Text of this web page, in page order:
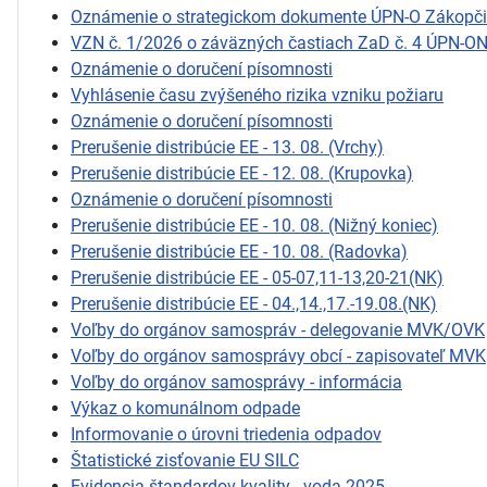
Oznámenie o strategickom dokumente ÚPN-O
VZN č. 1/2026 o záväzných častiach ZaD č. 4 ÚPN-ON
Oznámenie o doručení písomnosti
Vyhlásenie času zvýšeného rizika vzniku požiaru
Oznámenie o doručení písomnosti
Prerušenie distribúcie EE - 13. 08. (Vrchy)
Prerušenie distribúcie EE - 12. 08. (Krupovka)
Oznámenie o doručení písomnosti
Prerušenie distribúcie EE - 10. 08. (Nižný koniec)
Prerušenie distribúcie EE - 10. 08. (Radovka)
Prerušenie distribúcie EE - 05-07,11-13,20-21(NK)
Prerušenie distribúcie EE - 04.,14.,17.-19.08.(NK)
Voľby do orgánov samospráv - delegovanie MVK/OVK
Voľby do orgánov samosprávy obcí - zapisovateľ MVK
Voľby do orgánov samosprávy - informácia
Výkaz o komunálnom odpade
Informovanie o úrovni triedenia odpadov
Štatistické zisťovanie EU SILC